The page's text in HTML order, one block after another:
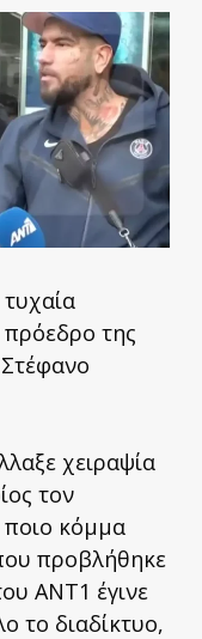
της
χειραψία
τον
ποιο κόμμα
προβλήθηκε
ANT1 έγινε
το διαδίκτυο,